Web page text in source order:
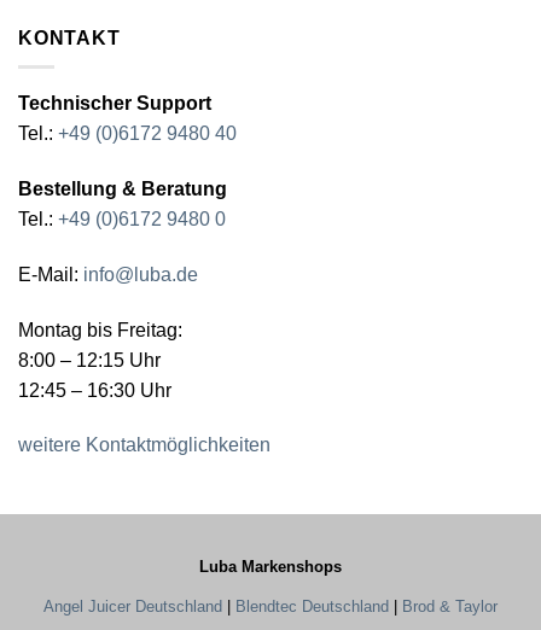
KONTAKT
Technischer Support
Tel.: +49 (0)6172 9480 40
Bestellung & Beratung
Tel.: +49 (0)6172 9480 0
E-Mail: info@luba.de
Montag bis Freitag:
8:00 – 12:15 Uhr
12:45 – 16:30 Uhr
weitere Kontaktmöglichkeiten
Luba Markenshops
Angel Juicer Deutschland Blendtec Deutschland
Brod & Taylor